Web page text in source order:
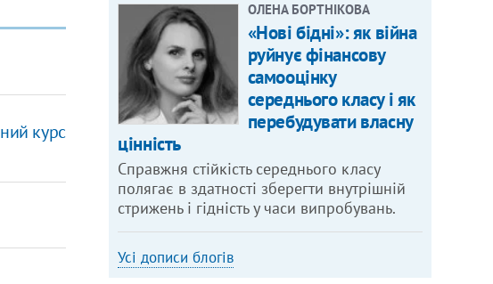
курс
ОЛЕНА БОРТНІКОВА
«Нові бідні»: як війна
руйнує фінансову
самооцінку
середнього класу і як
перебудувати власну
цінність
Справжня стійкість середнього класу
полягає в здатності зберегти внутрішній
стрижень і гідність у часи випробувань.
Усі дописи блогів